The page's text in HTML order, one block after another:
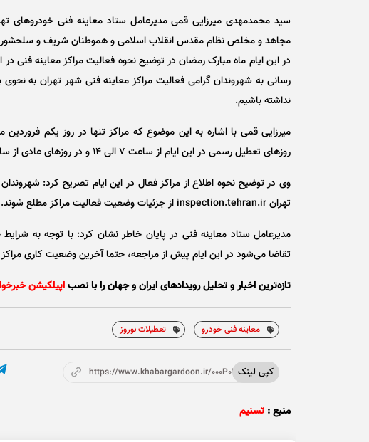
سید محمدمهدی میرزایی قمی مدیرعامل ستاد معاینه فنی
مجاهد و مخلص نظام مقدس انقلاب اسلامی و هموطنان شریف و سلحشور
در این ایام ماه مبارک رمضان در توضیح نحوه فعالیت مراکز معاینه فنی
رسانی به شهروندان گرامی فعالیت مراکز معاینه فنی شهر تهران به
نداشته باشیم.
میرزایی قمی با اشاره به این موضوع که مراکز تنها در روز یکم
روز‌های تعطیل رسمی در این ایام از ساعت ۷ الی ۱۴ و در روز‌های عادی از ساعت ۷ الی ۱۵ می‌باشد.
وی در توضیح نحوه اطلاع از مراکز فعال در این ایام تصریح کرد:
تهران inspection.tehran.ir از جزئیات وضعیت فعالیت مراکز مطلع شوند.
مدیرعامل ستاد معاینه فنی در پایان خاطر نشان کرد: با توجه به
تقاضا می‌شود در این ایام پیش از مراجعه، حتما آخرین وضعیت کاری
تازه‌ترین اخبار و تحلیل‌ رویدادهای ایران و جهان را با نصباپیلکیشن
معاینه فنی خودرو‌ تعطیلات نوروز
کپی لینک https://www.khabargardoon.ir/000P0V
منبع : تسنیم